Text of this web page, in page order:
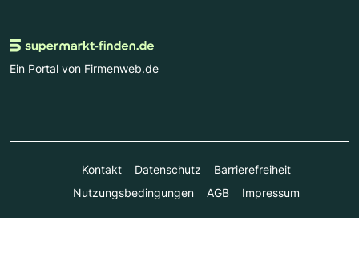
Ein Portal von Firmenweb.de
Kontakt Datenschutz
Barrierefreiheit
Nutzungsbedingungen
AGB Impressum